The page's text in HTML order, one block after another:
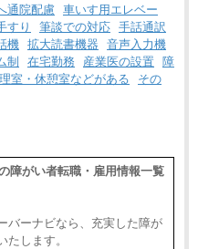
通院配慮 車いす用エレベー
すり 筆談での対応 手話通訳
機 拡大読書機器
音声入力機
制 在宅勤務 産業医の設置
障
室・休憩室などがある
その
障がい者転職・雇用情報一覧
バーナビなら、充実した障が
します。